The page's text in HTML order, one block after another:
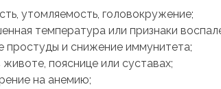
утомляемость, головокружение;
температура или признаки
простуды и снижение иммунитета;
животе, пояснице или суставах;
на анемию;